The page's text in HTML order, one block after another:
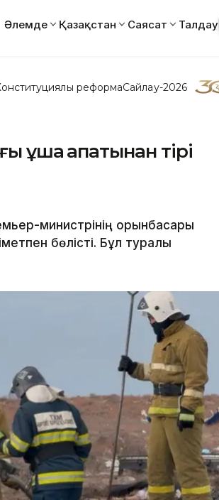
Әлемде Қазақстан Саясат Талдау
реформаСайлау-2026
ұшақ апатынан тірі
министрінің орынбасары
бөлісті. Бұл туралы